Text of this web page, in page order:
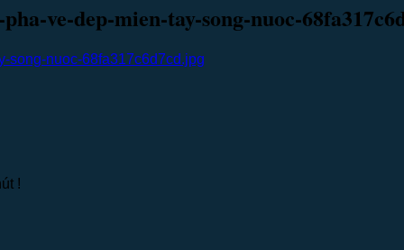
ve-dep-mien-tay-song-nuoc-
song-nuoc-68fa317c6d7cd.jpg
!